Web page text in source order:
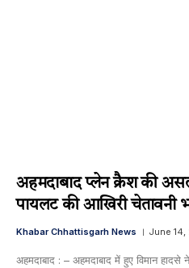
अहमदाबाद प्लेन क्रैश की
पायलट की आखिरी चेतावनी
Khabar Chhattisgarh News June 14,
अहमदाबाद : – अहमदाबाद में हुए विमान